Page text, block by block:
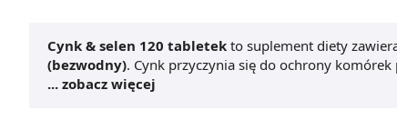
Cynk & selen 120 tabletek to suplement diety
(bezwodny). Cynk przyczynia się do ochrony
prawidłowe funkcjonowanie układu odpornościowego.
... zobacz więcej